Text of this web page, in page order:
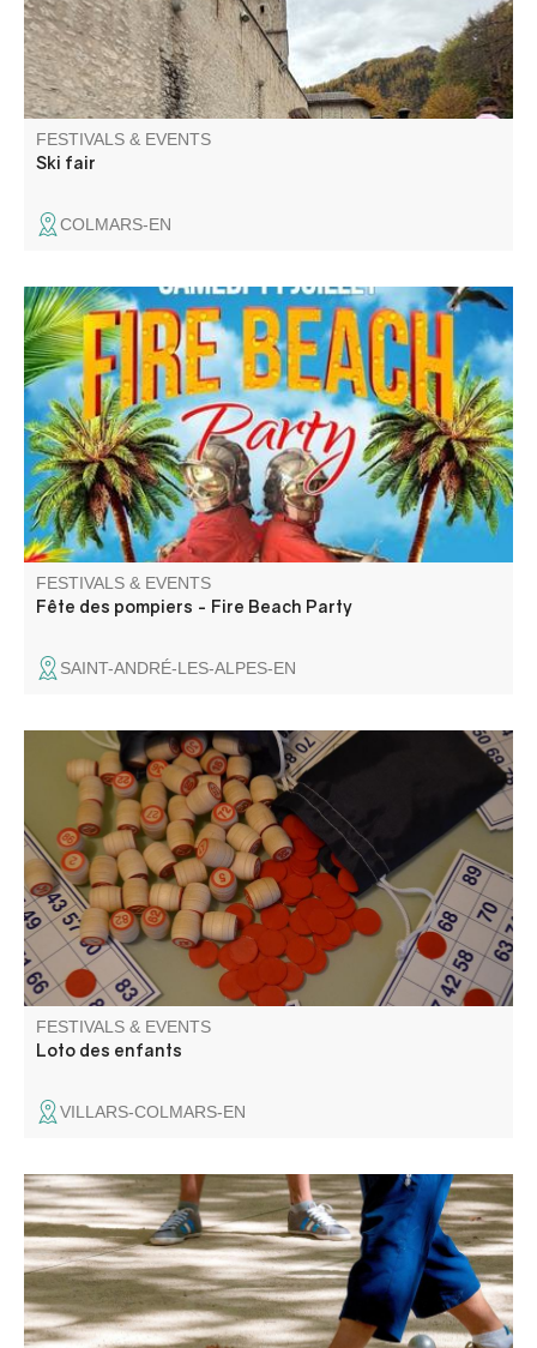
FESTIVALS & EVENTS
Ski fair
COLMARS-EN
L'amicale des sapeurs pompiers de Saint André les Alpes
vous propose l'aprèm porte ouverte de 14h à 18h, Happy
Hour de 18h à 20h suivi d'une soirée animée par DJ.
Buvette et Food truck sur place.
FESTIVALS & EVENTS
Fête des pompiers - Fire Beach Party
SAINT-ANDRÉ-LES-ALPES-EN
Organized by Villars Animations . Refreshments and
cakes on sale. Children must be accompanied.
FESTIVALS & EVENTS
Loto des enfants
VILLARS-COLMARS-EN
A not-to-be-missed event in August and in the world of
bouliste, this competition attracts pétanque and jeu
provençal enthusiasts for 6 days.